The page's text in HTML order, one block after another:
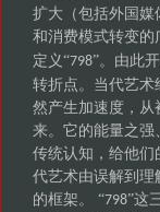
扩大（包括外国媒
和消费模式转变的
定义“798”。由此
转折点。当代艺术
然产生加速度，从
来。它的能量之
传统认知，给他们
代艺术由误解到理
的框架。 “798”这